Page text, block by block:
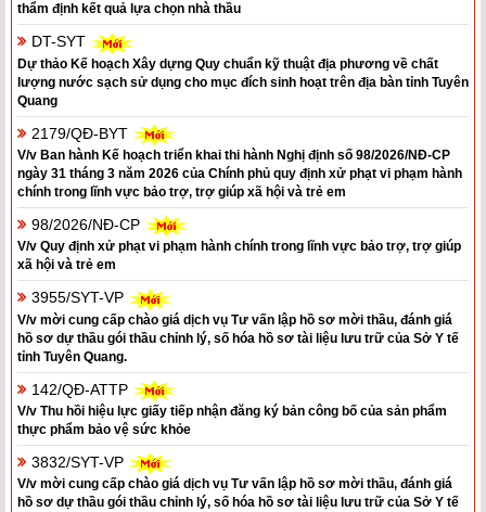
thẩm định kết quả lựa chọn nhà thầu
DT-SYT
Dự thảo Kế hoạch Xây dựng Quy chuẩn kỹ thuật địa phương về chất
lượng nước sạch sử dụng cho mục đích sinh hoạt trên địa bàn tỉnh Tuyên
Quang
2179/QĐ-BYT
V/v Ban hành Kế hoạch triển khai thi hành Nghị định số 98/2026/NĐ-CP
ngày 31 tháng 3 năm 2026 của Chính phủ quy định xử phạt vi phạm hành
chính trong lĩnh vực bảo trợ, trợ giúp xã hội và trẻ em
98/2026/NĐ-CP
V/v Quy định xử phạt vi phạm hành chính trong lĩnh vực bảo trợ, trợ giúp
xã hội và trẻ em
3955/SYT-VP
V/v mời cung cấp chào giá dịch vụ Tư vấn lập hồ sơ mời thầu, đánh giá
hồ sơ dự thầu gói thầu chỉnh lý, số hóa hồ sơ tài liệu lưu trữ của Sở Y tế
tỉnh Tuyên Quang.
142/QĐ-ATTP
V/v Thu hồi hiệu lực giấy tiếp nhận đăng ký bản công bố của sản phẩm
thực phẩm bảo vệ sức khỏe
3832/SYT-VP
V/v mời cung cấp chào giá dịch vụ Tư vấn lập hồ sơ mời thầu, đánh giá
hồ sơ dự thầu gói thầu chỉnh lý, số hóa hồ sơ tài liệu lưu trữ của Sở Y tế